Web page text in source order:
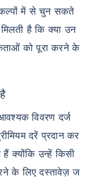
में से चुन सकते
है कि क्या उन
को पूरा करने के
विवरण दर्ज
दरें प्रदान कर
क्योंकि उन्हें किसी
के लिए दस्तावेज़ ज